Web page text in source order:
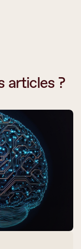
articles ?